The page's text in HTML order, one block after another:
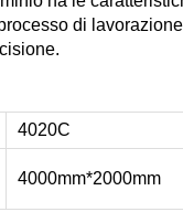
di
4020C
4000mm*2000mm